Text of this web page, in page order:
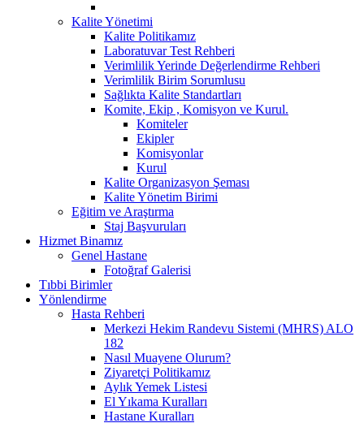
Kalite Yönetimi
Kalite Politikamız
Laboratuvar Test Rehberi
Verimlilik Yerinde Değerlendirme Rehberi
Verimlilik Birim Sorumlusu
Sağlıkta Kalite Standartları
Komite, Ekip , Komisyon ve Kurul.
Komiteler
Ekipler
Komisyonlar
Kurul
Kalite Organizasyon Şeması
Kalite Yönetim Birimi
Eğitim ve Araştırma
Staj Başvuruları
Hizmet Binamız
Genel Hastane
Fotoğraf Galerisi
Tıbbi Birimler
Yönlendirme
Hasta Rehberi
Merkezi Hekim Randevu Sistemi (MHRS) ALO
182
Nasıl Muayene Olurum?
Ziyaretçi Politikamız
Aylık Yemek Listesi
El Yıkama Kuralları
Hastane Kuralları